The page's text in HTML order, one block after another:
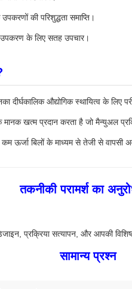
की परिशुद्धता समाप्ति।
के लिए सतह उपचार।
दीर्घकालिक औद्योगिक स्थायित्व के लिए
मानक खत्म प्रदान करता है जो मैन्युअल
बिलों के माध्यम से तेजी से वापसी
तकनीकी परामर्श का
प्रक्रिया सत्यापन, और आपकी
सामान्य प्रश्न